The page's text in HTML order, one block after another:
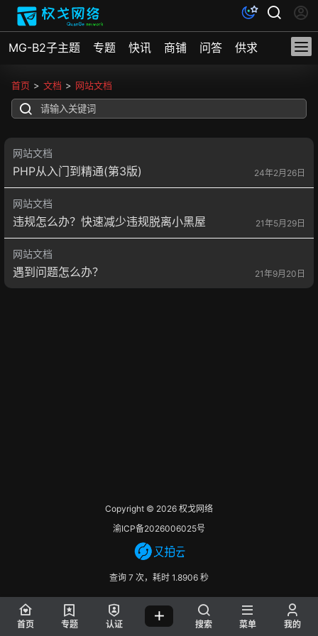
MG-B2子主题 专题 快讯 商铺 问答 供求
首页 > 文档 > 网站文档
网站文档
PHP从入门到精通(第3版) 24年2月26日
网站文档
违规怎么办？快速减少违规脱离小黑屋 21年5月29日
网站文档
遇到问题怎么办？ 21年9月20日
Copyright © 2026 权戈网络
渝ICP备2026006025号
查询 7 次，耗时 1.8906 秒
首页 专题 认证 搜索 菜单 我的